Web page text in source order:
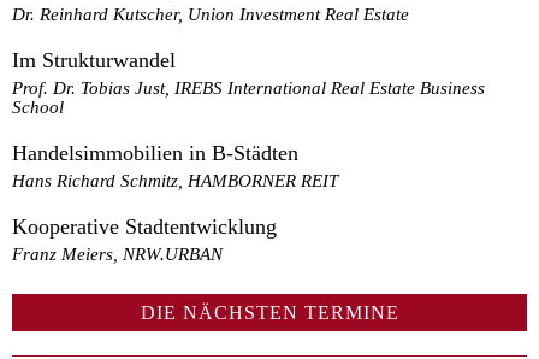
Dr. Reinhard Kutscher, Union Investment Real Estate
Im Strukturwandel
Prof. Dr. Tobias Just, IREBS International Real Estate Business
School
Handelsimmobilien in B-Städten
Hans Richard Schmitz, HAMBORNER REIT
Kooperative Stadtentwicklung
Franz Meiers, NRW.URBAN
DIE NÄCHSTEN TERMINE